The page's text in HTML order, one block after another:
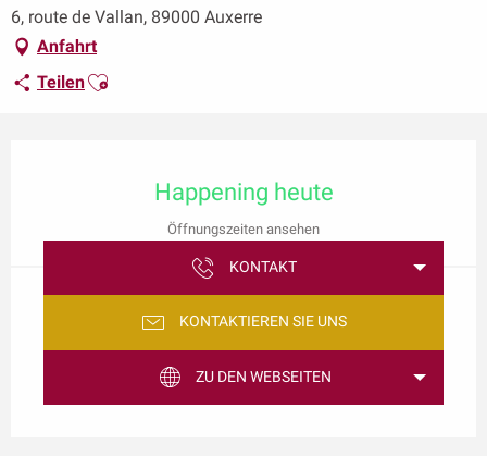
6, route de Vallan, 89000 Auxerre
Anfahrt
TeilenAjouter aux favoris
Happening heute
Öffnungszeiten ansehen
KONTAKT
KONTAKTIEREN SIE UNS
ZU DEN WEBSEITEN